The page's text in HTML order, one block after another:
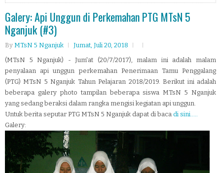
Galery: Api Unggun di Perkemahan PTG MTsN 5
Nganjuk (#3)
By MTsN 5 Nganjuk
Jumat, Juli 20, 2018
(MTsN 5 Nganjuk) - Jum'at (20/7/2017), malam ini adalah malam
penyalaan api unggun perkemahan Penerimaan Tamu Penggalang
(PTG) MTsN 5 Nganjuk Tahun Pelajaran 2018/2019. Berikut ini adalah
beberapa galery photo tampilan beberapa siswa MTsN 5 Nganjuk
yang sedang beraksi dalam rangka mengisi kegiatan api unggun.
Untuk berita seputar PTG MTsN 5 Nganjuk dapat di baca di sini.....
Galery: